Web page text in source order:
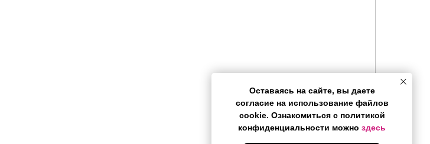
Оставаясь на сайте, вы даете
согласие на использование файлов
cookie. Ознакомиться с политикой
конфиденциальности можно здесь